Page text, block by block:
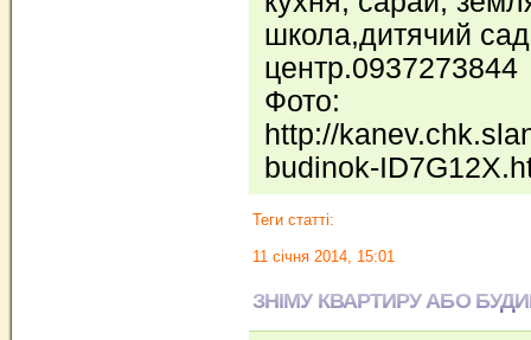
школа,дитячий
центр.0937273844
Фото:
http://
budinok-
Теги статті:
11 січня 2014, 15:01
ЗНІМУ КВАРТИРУ АБО